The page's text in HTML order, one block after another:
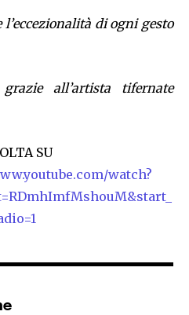
di ogni gesto
all’artista tifernate
SU
watch?